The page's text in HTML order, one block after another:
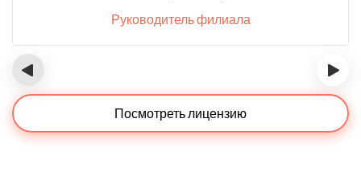
Руководитель филиала
‹ ›
Посмотреть лицензию